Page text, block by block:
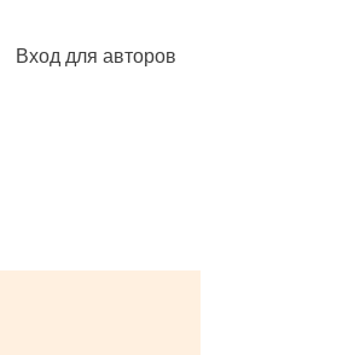
Вход для авторов